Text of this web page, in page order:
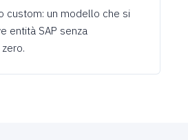
custom: un modello che si
entità SAP senza